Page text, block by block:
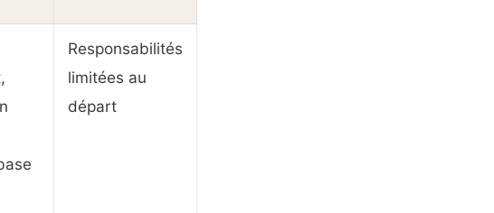
Responsabilités
limitées au
départ